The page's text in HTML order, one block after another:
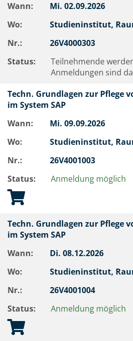
Wann:
Mi. 02.09.2026
Wo:
Studieninstitut,
Nr.:
26V4000303
Status:
Teilnehmende
Anmeldungen sind
Techn. Grundlagen zur Pflege
im System SAP
Wann:
Mi. 09.09.2026
Wo:
Studieninstitut,
Nr.:
26V4001003
Status:
Anmeldung möglich
Techn. Grundlagen zur Pflege
im System SAP
Wann:
Di. 08.12.2026
Wo:
Studieninstitut,
Nr.:
26V4001004
Status:
Anmeldung möglich